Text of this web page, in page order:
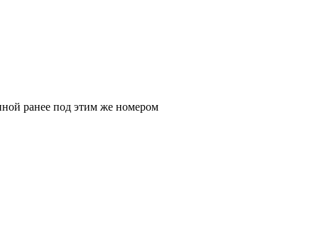
ранее под этим же номером